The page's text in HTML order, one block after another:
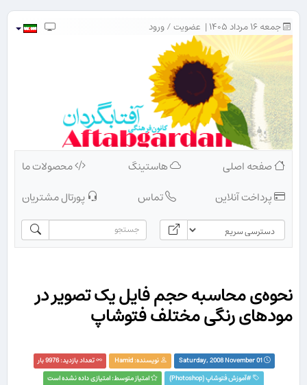
جمعه ۱۶ مرداد ۱۴۰۵ | عضویت/ورود
صفحه اصلی هاستینگ
محصولات ما
پرداخت آنلاین
تماس پورتال مشتریان
نحوه‌ی محاسبه حجم فایل یک تصویر در
مودهای رنگی مختلف فتوشاپ
Saturday, 2008 November 01 نویسنده:Hamid
تعداد بازدید: 9976 بار
#آموزش فتوشاپ (Photoshop)‏ امتیاز متوسط: امتیازی داده نشده است